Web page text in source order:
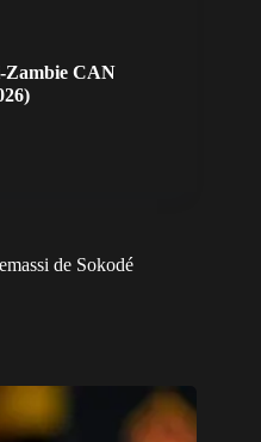
Zambie CAN
de Sokodé